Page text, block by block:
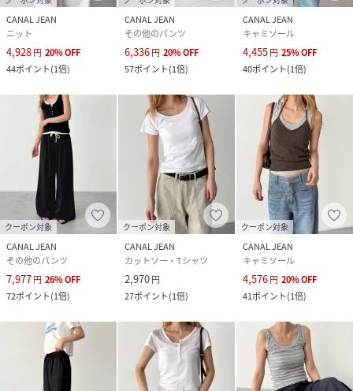
CANAL JEAN
ニット
4,928円 20%OFF
44ポイント(1倍)
CANAL JEAN
その他のパンツ
6,336円 20%OFF
57ポイント(1倍)
CANAL JEAN
キャミソール
4,455円 25%OFF
40ポイント(1倍)
クーポン対象
CANAL JEAN
その他のパンツ
7,977円 26%OFF
72ポイント(1倍)
クーポン対象
CANAL JEAN
カットソー・Tシャツ
2,970円
27ポイント(1倍)
クーポン対象
CANAL JEAN
キャミソール
4,576円 20%OFF
41ポイント(1倍)